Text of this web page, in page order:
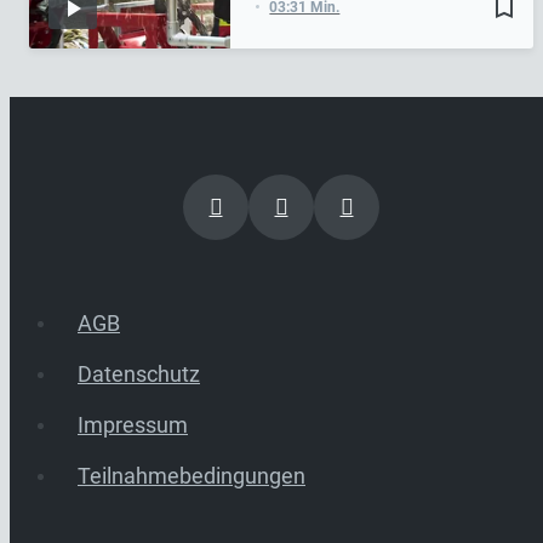
bookmark_border
03:31 Min.
AGB
Datenschutz
Impressum
Teilnahmebedingungen